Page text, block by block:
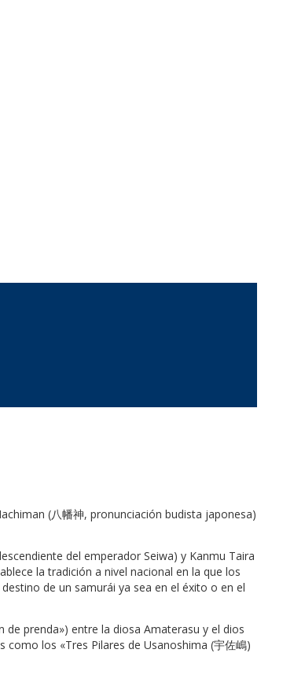
(八幡神, pronunciación budista japonesa)
del emperador Seiwa) y Kanmu Taira
la tradición a nivel nacional en la que los
de un samurái ya sea en el éxito o en el
de prenda») entre la diosa Amaterasu y el dios
como los «Tres Pilares de Usanoshima (宇佐嶋)